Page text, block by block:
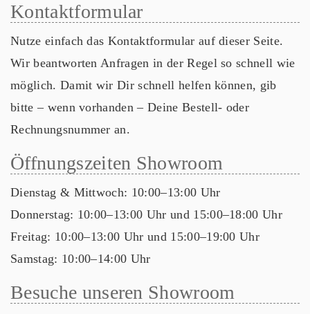
Kontaktformular
Nutze einfach das Kontaktformular auf dieser Seite.
Wir beantworten Anfragen in der Regel so schnell wie
möglich. Damit wir Dir schnell helfen können, gib
bitte – wenn vorhanden – Deine Bestell- oder
Rechnungsnummer an.
Öffnungszeiten Showroom
Dienstag & Mittwoch: 10:00–13:00 Uhr
Donnerstag: 10:00–13:00 Uhr und 15:00–18:00 Uhr
Freitag: 10:00–13:00 Uhr und 15:00–19:00 Uhr
Samstag: 10:00–14:00 Uhr
Besuche unseren Showroom